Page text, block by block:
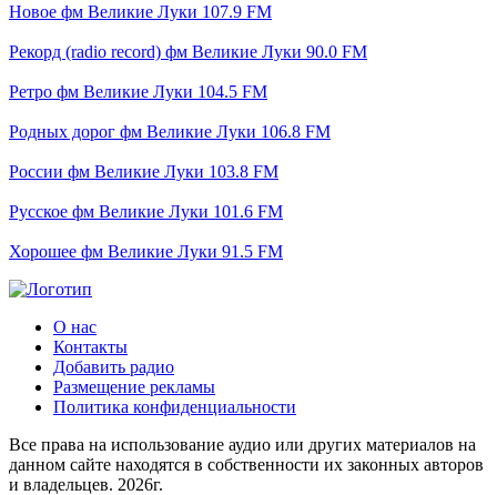
Новое фм Великие Луки 107.9 FM
Рекорд (radio record) фм Великие Луки 90.0 FM
Ретро фм Великие Луки 104.5 FM
Родных дорог фм Великие Луки 106.8 FM
России фм Великие Луки 103.8 FM
Русское фм Великие Луки 101.6 FM
Хорошее фм Великие Луки 91.5 FM
О нас
Контакты
Добавить радио
Размещение рекламы
Политика конфиденциальности
Все права на использование аудио или других материалов на
данном сайте находятся в собственности их законных авторов
и владельцев. 2026г.